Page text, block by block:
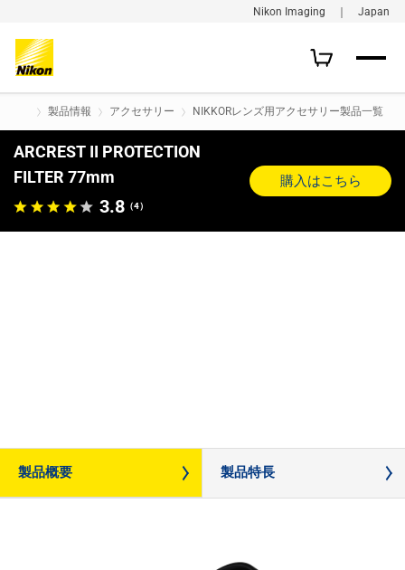
Nikon Imaging ｜ Japan
製品情報 アクセサリー NIKKORレンズ用アクセサリー製品一覧
ARCREST II PROTECTION
FILTER 77mm
3.8 （4）
購入はこちら
製品概要 製品特長